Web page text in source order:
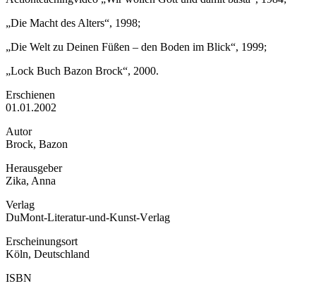
„Die Macht des Alters“, 1998;
„Die Welt zu Deinen Füßen – den Boden im Blick“, 1999;
„Lock Buch Bazon Brock“, 2000.
Erschienen
01.01.2002
Autor
Brock, Bazon
Herausgeber
Zika, Anna
Verlag
DuMont-Literatur-und-Kunst-Verlag
Erscheinungsort
Köln, Deutschland
ISBN